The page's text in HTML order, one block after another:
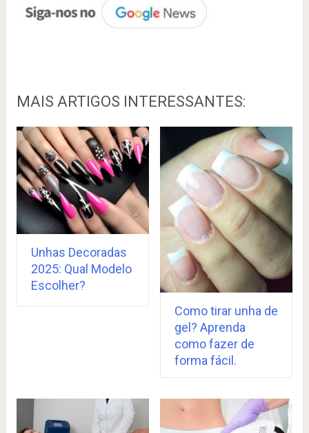
MAIS ARTIGOS INTERESSANTES:
Unhas Decoradas
2025: Qual Modelo
Escolher?
Como tirar unha de
gel? Aprenda
como fazer de
forma fácil.